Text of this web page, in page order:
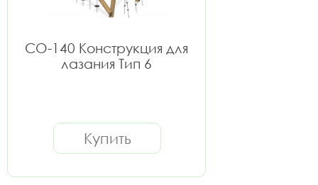
СО-140 Конструкция для
лазания Тип 6
Купить